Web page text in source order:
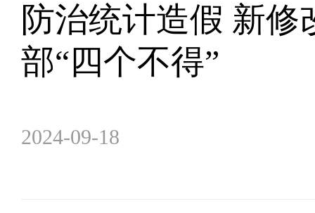
防治统计造假 新
部“四个不得”
2024-09-18